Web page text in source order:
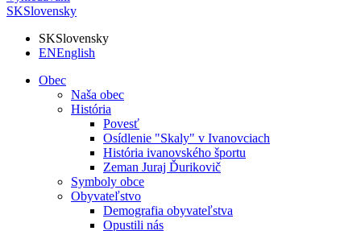
SKSlovensky
SKSlovensky
ENEnglish
Obec
Naša obec
História
Povesť
Osídlenie "Skaly" v Ivanovciach
História ivanovského športu
Zeman Juraj Ďurikovič
Symboly obce
Obyvateľstvo
Demografia obyvateľstva
Opustili nás